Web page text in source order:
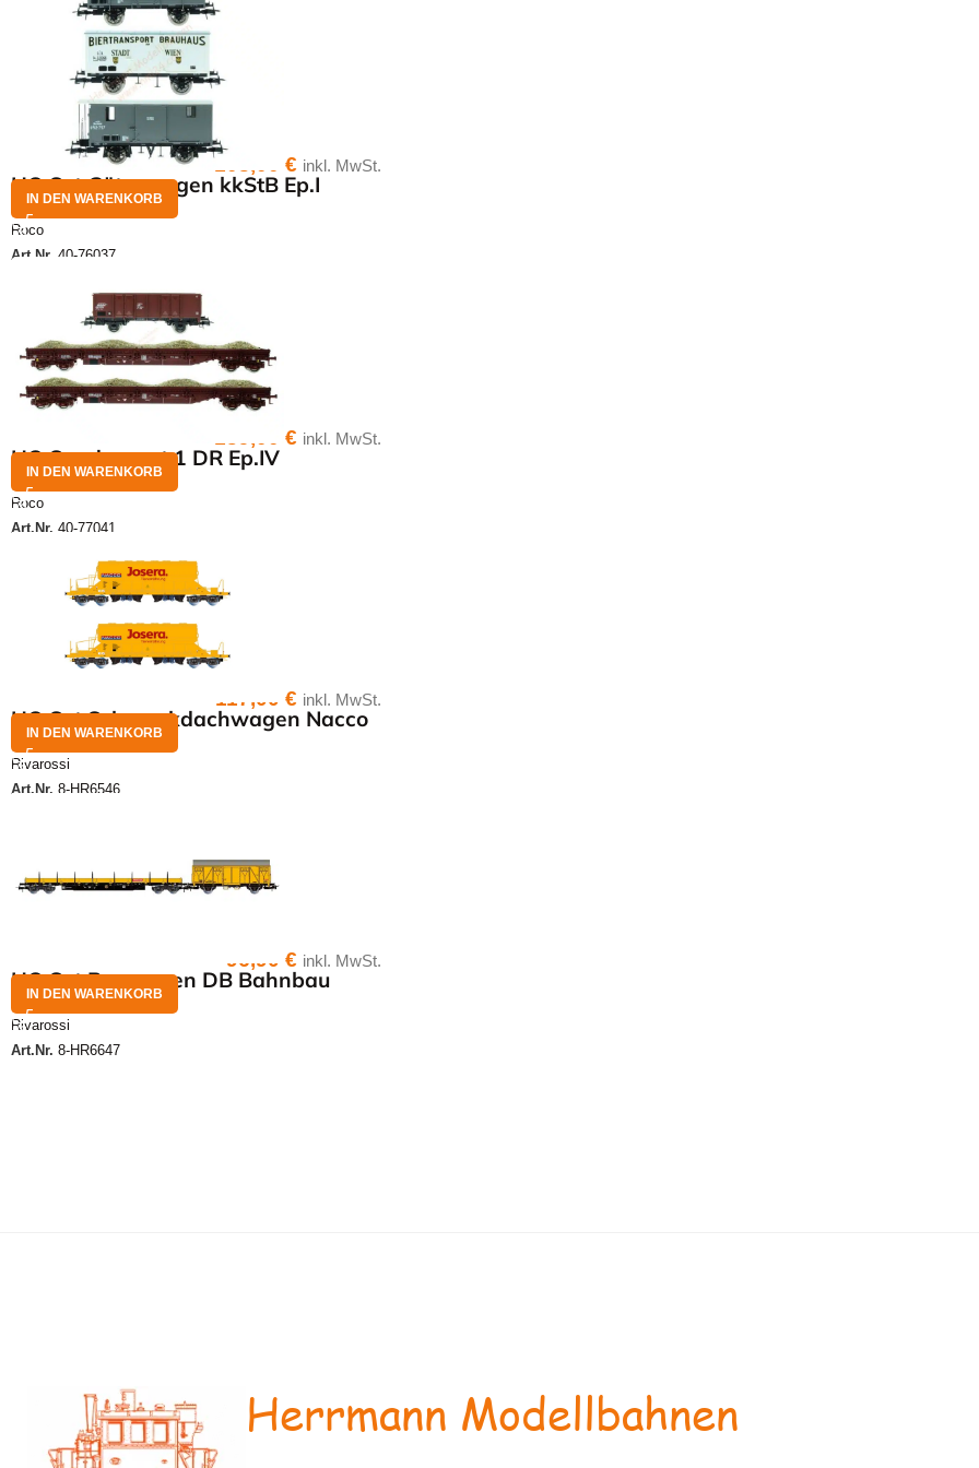
HO Set Güterwagen kkStB Ep.I
Roco
Art.Nr. 40-76037
108,00€ inkl. MwSt.
IN DEN WARENKORB
HO Sandzugset 1 DR Ep.IV
Roco
Art.Nr. 40-77041
139,00€ inkl. MwSt.
IN DEN WARENKORB
HO Set Schwenkdachwagen Nacco
Rivarossi
Art.Nr. 8-HR6546
117,00€ inkl. MwSt.
IN DEN WARENKORB
HO Set Bauwagen DB Bahnbau
Rivarossi
Art.Nr. 8-HR6647
96,90€ inkl. MwSt.
IN DEN WARENKORB
Herrmann Modellbahnen